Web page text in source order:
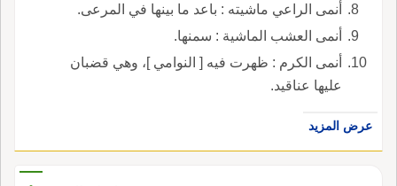
أنمى الراعي ماشيته : باعد ما بينها في المرعى.
أنمى العشب الماشية : سمنها.
أنمى الكرم : ظهرت فيه [ النوامي ]، وهي قضبان
عليها عناقيد.
عرض المزيد